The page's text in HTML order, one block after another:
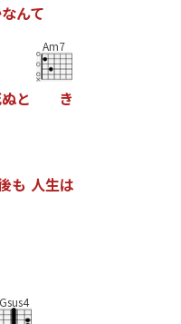
なんて
ぬと
Am7
き
も 人生は
Gsus4